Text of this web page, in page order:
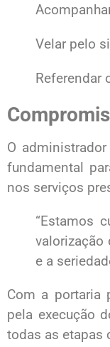
Velar pelo
Referendar
O
fundamental
nos serviços
“Estamos
valorização
e a
Com a portaria
pela execução
todas as etapas